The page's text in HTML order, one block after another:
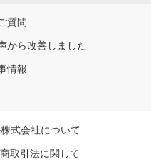
質問
から改善しました
情報
式会社について
取引法に関して